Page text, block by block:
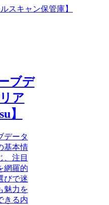
スキャン保管庫】
ブデ
ア
】
データ
基本情
、注目
網羅的
びで迷
魅力を
きる内